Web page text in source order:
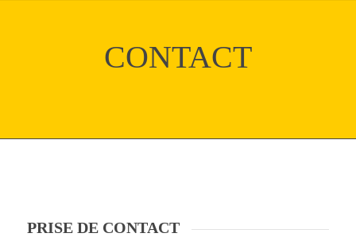
CONTACT
PRISE DE CONTACT